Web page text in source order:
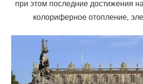
при этом последние достижения
колориферное отопление,